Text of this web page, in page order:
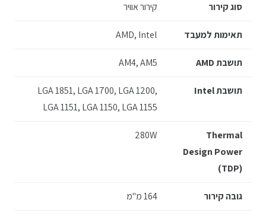
סוג קירור קירור אוויר
תאימות למעבד AMD, Intel
תושבת AMD AM4, AM5
תושבת Intel
LGA 1851, LGA 1700, LGA 1200,
LGA 1151, LGA 1150, LGA 1155
Thermal
Design Power
(TDP)
280W
גובה קירור 164 מ"מ